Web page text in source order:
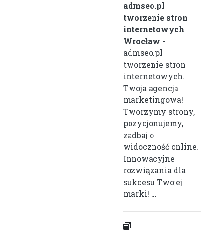
admseo.pl
tworzenie stron
internetowych
Wrocław -
admseo.pl
tworzenie stron
internetowych.
Twoja agencja
marketingowa!
Tworzymy strony,
pozycjonujemy,
zadbaj o
widoczność online.
Innowacyjne
rozwiązania dla
sukcesu Twojej
marki! ...